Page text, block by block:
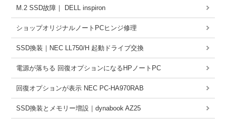
M.2 SSD故障｜ DELL inspiron
ショップオリジナルノートPCヒンジ修理
SSD換装｜NEC LL750/H 起動ドライブ交換
電源が落ちる 回復オプションになるHPノートPC
回復オプションが表示 NEC PC-HA970RAB
SSD換装とメモリー増設｜dynabook AZ25